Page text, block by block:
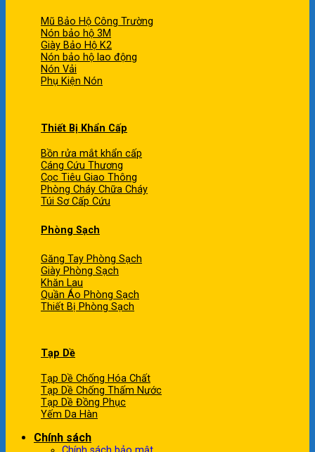
Mũ Bảo Hộ Công Trường
Nón bảo hộ 3M
Giày Bảo Hộ K2
Nón bảo hộ lao động
Nón Vải
Phụ Kiện Nón
Thiết Bị Khẩn Cấp
Bồn rửa mắt khẩn cấp
Cáng Cứu Thương
Cọc Tiêu Giao Thông
Phòng Cháy Chữa Cháy
Túi Sơ Cấp Cứu
Phòng Sạch
Găng Tay Phòng Sạch
Giày Phòng Sạch
Khăn Lau
Quần Áo Phòng Sạch
Thiết Bị Phòng Sạch
Tạp Dề
Tạp Dề Chống Hóa Chất
Tạp Dề Chống Thấm Nước
Tạp Dề Đồng Phục
Yếm Da Hàn
Chính sách